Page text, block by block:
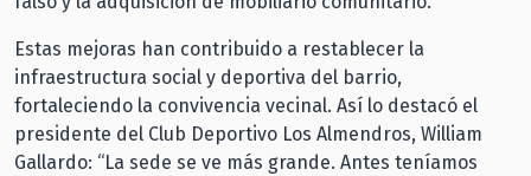
Estas mejoras han contribuido a restablecer la
infraestructura social y deportiva del barrio,
fortaleciendo la convivencia vecinal. Así lo destacó el
presidente del Club Deportivo Los Almendros, William
Gallardo: “La sede se ve más grande. Antes teníamos